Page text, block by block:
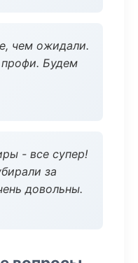
чем ожидали.
Будем
- все супер!
за
довольны.